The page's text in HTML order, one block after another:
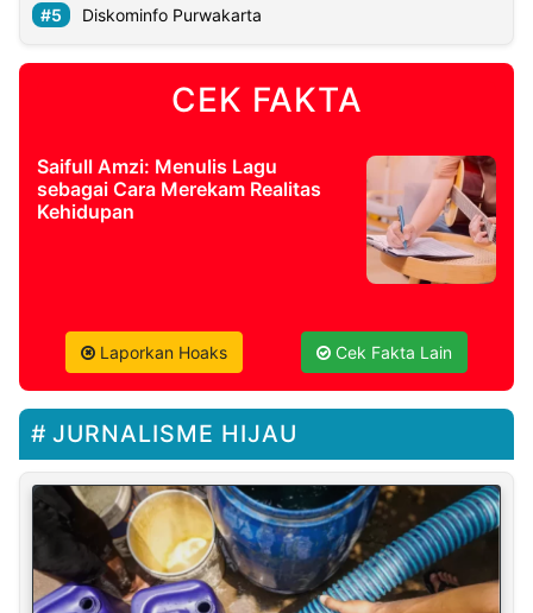
Diskominfo Purwakarta
CEK FAKTA
Saifull Amzi: Menulis Lagu
sebagai Cara Merekam Realitas
Kehidupan
Laporkan Hoaks Cek Fakta Lain
JURNALISME HIJAU